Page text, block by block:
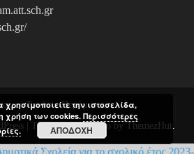
Σχολείο Περάματος.
Theme: HitMag Pro by ThemezHut
Σχολεία για το σχολικό έτος 2023-
χρησιμοποιείτε την ιστοσελίδα,
χρήση των cookies.Περισσότερες
ΑΠΟΔΟΧΉ